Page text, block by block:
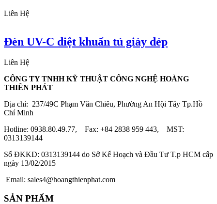
Liên Hệ
Đèn UV-C diệt khuẩn tủ giày dép
Liên Hệ
CÔNG TY TNHH KỸ THUẬT CÔNG NGHỆ HOÀNG
THIÊN PHÁT
Địa chỉ: 237/49C Phạm Văn Chiêu, Phường An Hội Tây Tp.Hồ
Chí Minh
Hotline: 0938.80.49.77, Fax: +84 2838 959 443, MST:
0313139144
Số ĐKKD: 0313139144 do Sở Kế Hoạch và Đầu Tư T.p HCM cấp
ngày 13/02/2015
Email: sales4@hoangthienphat.com
SẢN PHẨM